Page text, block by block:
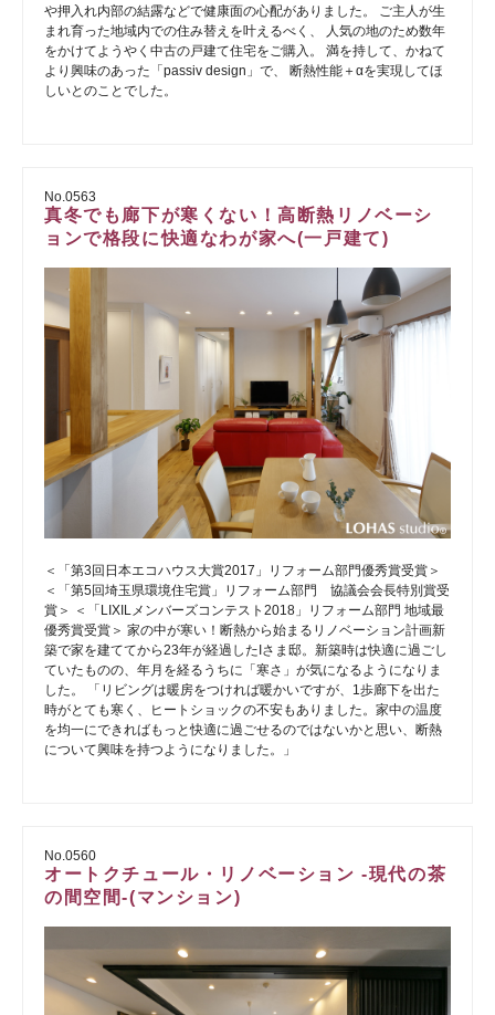
や押入れ内部の結露などで健康面の心配がありました。 ご主人が生
まれ育った地域内での住み替えを叶えるべく、 人気の地のため数年
をかけてようやく中古の戸建て住宅をご購入。 満を持して、かねて
より興味のあった「passiv design」で、 断熱性能＋αを実現してほ
しいとのことでした。
No.0563
真冬でも廊下が寒くない！高断熱リノベーシ
ョンで格段に快適なわが家へ(一戸建て)
＜「第3回日本エコハウス大賞2017」リフォーム部門優秀賞受賞＞
＜「第5回埼玉県環境住宅賞」リフォーム部門 協議会会長特別賞受
賞＞ ＜「LIXILメンバーズコンテスト2018」リフォーム部門 地域最
優秀賞受賞＞ 家の中が寒い！断熱から始まるリノベーション計画新
築で家を建ててから23年が経過したIさま邸。新築時は快適に過ごし
ていたものの、年月を経るうちに「寒さ」が気になるようになりま
した。 「リビングは暖房をつければ暖かいですが、1歩廊下を出た
時がとても寒く、ヒートショックの不安もありました。家中の温度
を均一にできればもっと快適に過ごせるのではないかと思い、断熱
について興味を持つようになりました。」
No.0560
オートクチュール・リノベーション -現代の茶
の間空間-(マンション)